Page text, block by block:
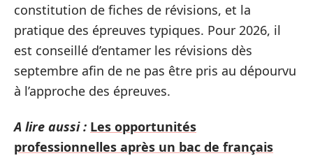
constitution de fiches de révisions, et la
pratique des épreuves typiques. Pour 2026, il
est conseillé d’entamer les révisions dès
septembre afin de ne pas être pris au dépourvu
à l’approche des épreuves.
A lire aussi : Les opportunités
professionnelles après un bac de français